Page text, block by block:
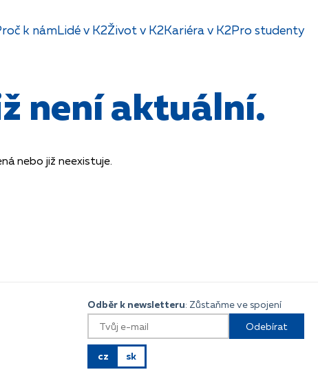
k námLidé v K2Život v K2Kariéra v K2Pro studenty
není aktuální.
nebo již neexistuje.
Odběr k newsletteru: Zůstaňme ve spojení
Odebírat
cz sk